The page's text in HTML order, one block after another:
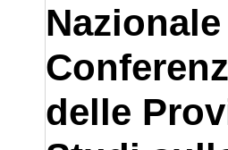
delle